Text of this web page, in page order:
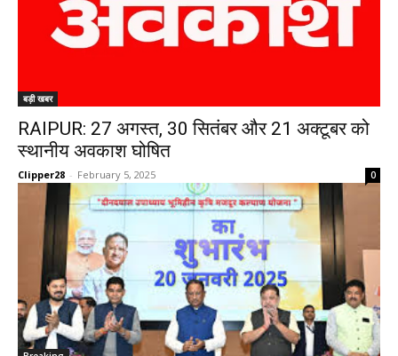
बड़ी खबर
RAIPUR: 27 अगस्त, 30 सितंबर और 21 अक्टूबर को
स्थानीय अवकाश घोषित
Clipper28 - February 5, 2025 0